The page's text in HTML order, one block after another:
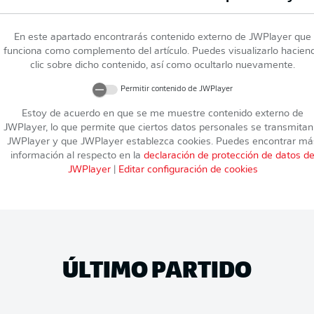
En este apartado encontrarás contenido externo de JWPlayer que
funciona como complemento del artículo. Puedes visualizarlo
clic sobre dicho contenido, así como ocultarlo nuevamente.
Permitir contenido de JWPlayer
Estoy de acuerdo en que se me muestre contenido externo de
JWPlayer, lo que permite que ciertos datos personales se
JWPlayer y que JWPlayer establezca cookies. Puedes encontrar
información al respecto en la declaración de protección de datos de
JWPlayer| Editar configuración de cookies
ÚLTIMO PARTIDO